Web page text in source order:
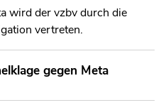
wird der vzbv durch die
vertreten.
gegen Meta